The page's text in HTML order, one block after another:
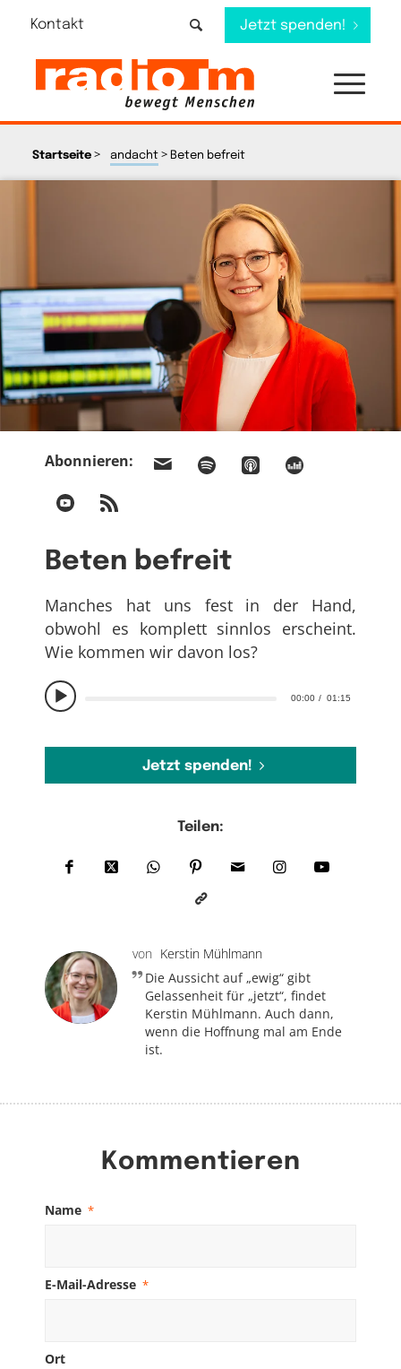
Kontakt Jetzt spenden!
Startseite> andacht> Beten befreit
Abonnieren:
Beten befreit
00:00 01:15
Manches hat uns fest in der Hand,
obwohl es komplett sinnlos erscheint.
Wie kommen wir davon los?
Jetzt spenden!
Teilen:
von Kerstin Mühlmann
Die Aussicht auf „ewig“ gibt
Gelassenheit für „jetzt“, findet
Kerstin Mühlmann. Auch dann,
wenn die Hoffnung mal am Ende
ist.
Kommentieren
Name *
E-Mail-Adresse *
Ort